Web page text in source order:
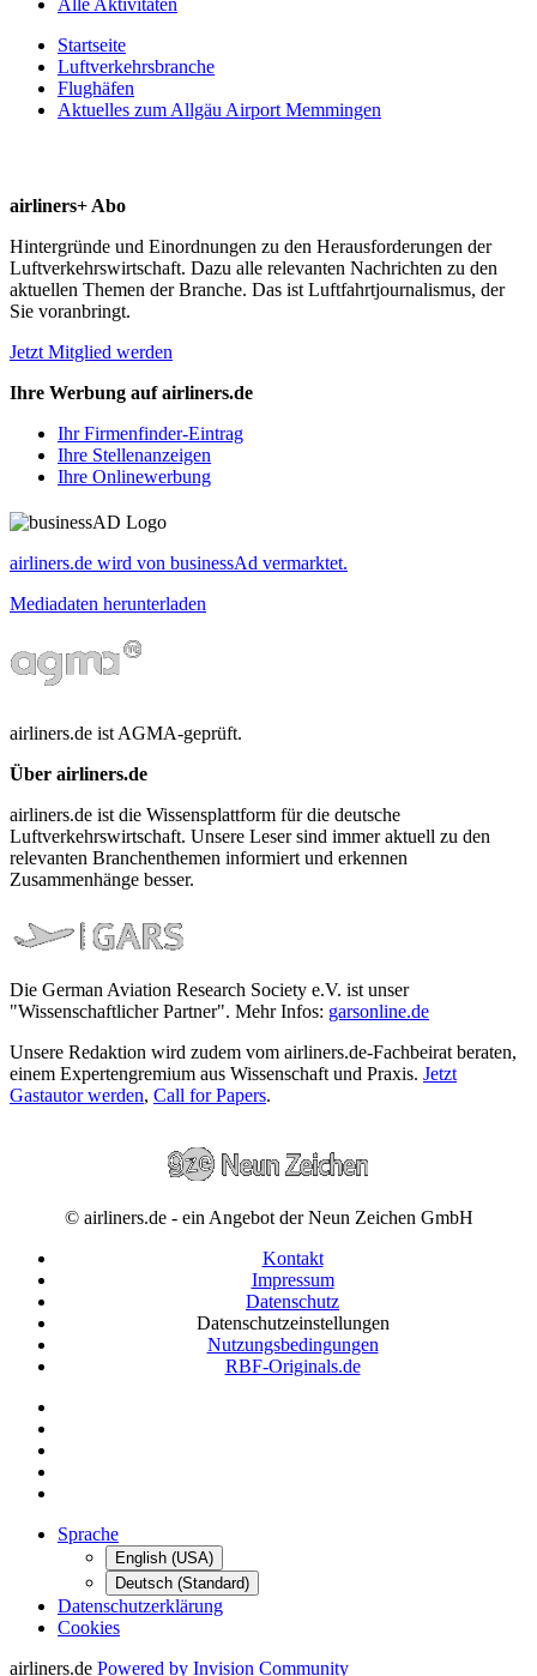
Startseite
Luftverkehrsbranche
Flughäfen
Aktuelles zum Allgäu Airport Memmingen
airliners+ Abo
Hintergründe und Einordnungen zu den Herausforderungen der
Luftverkehrswirtschaft. Dazu alle relevanten Nachrichten zu den
aktuellen Themen der Branche. Das ist Luftfahrtjournalismus, der
Sie voranbringt.
Jetzt Mitglied werden
Ihre Werbung auf airliners.de
Ihr Firmenfinder-Eintrag
Ihre Stellenanzeigen
Ihre Onlinewerbung
airliners.de wird von businessAd vermarktet.
Mediadaten herunterladen
airliners.de ist AGMA-geprüft.
Über airliners.de
airliners.de ist die Wissensplattform für die deutsche
Luftverkehrswirtschaft. Unsere Leser sind immer aktuell zu den
relevanten Branchenthemen informiert und erkennen
Zusammenhänge besser.
Die German Aviation Research Society e.V. ist unser
"Wissenschaftlicher Partner". Mehr Infos: garsonline.de
Unsere Redaktion wird zudem vom airliners.de-Fachbeirat beraten,
einem Expertengremium aus Wissenschaft und Praxis. Jetzt
Gastautor werden, Call for Papers.
© airliners.de - ein Angebot der Neun Zeichen GmbH
Kontakt
Impressum
Datenschutz
Datenschutzeinstellungen
Nutzungsbedingungen
RBF-Originals.de
Sprache
English (USA)
Deutsch (Standard)
Datenschutzerklärung
Cookies
airliners.de Powered by Invision Community